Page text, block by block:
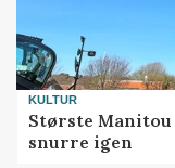
KULTUR
Største
snurre igen